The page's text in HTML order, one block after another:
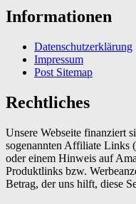
Informationen
Datenschutzerklärung
Impressum
Post Sitemap
Rechtliches
Unsere Webseite finanziert
sogenannten Affiliate Links
oder einem Hinweis auf
Produktlinks bzw.
Betrag, der uns hilft, diese